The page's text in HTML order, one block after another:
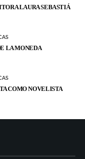
LAURA SEBASTIÁ
LA MONEDA
COMO NOVELISTA